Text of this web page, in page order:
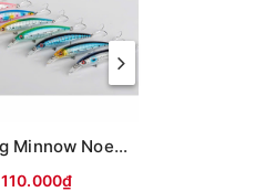
Cá cứng Minnow Noeby 9006-Nổi-120mm/22g
110.000₫